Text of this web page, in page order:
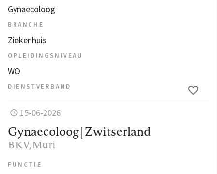
Gynaecoloog
BRANCHE
Ziekenhuis
OPLEIDINGSNIVEAU
WO
DIENSTVERBAND
15-06-2026
Gynaecoloog | Zwitserland
BKV, Muri
FUNCTIE